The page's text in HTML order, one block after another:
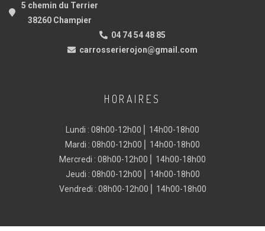
5 chemin du Terrier
38260 Champier
04 74 54 48 85
carrosserierojon@gmail.com
HORAIRES
Lundi : 08h00-12h00 ⎜ 14h00-18h00
Mardi : 08h00-12h00 ⎜ 14h00-18h00
Mercredi : 08h00-12h00 ⎜ 14h00-18h00
Jeudi : 08h00-12h00 ⎜ 14h00-18h00
Vendredi : 08h00-12h00 ⎜ 14h00-18h00